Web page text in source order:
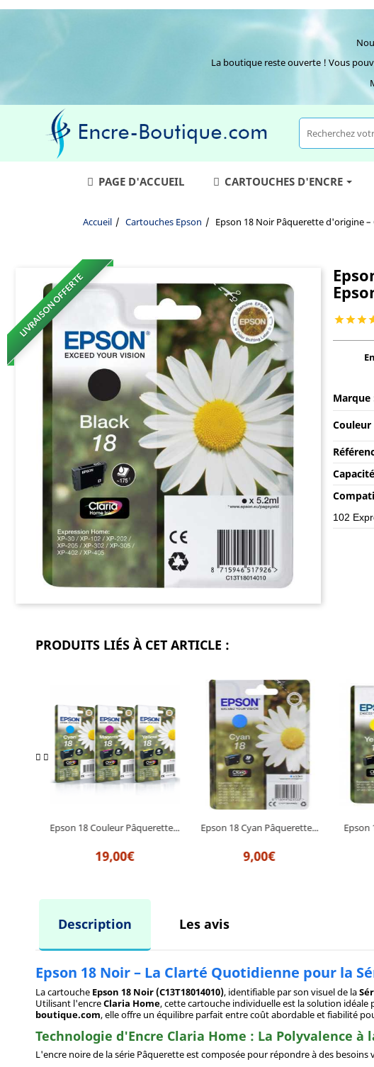
La boutique reste ouverte ! Vous
PAGE D'ACCUEIL CARTOUCHES D'ENCRE
Accueil Cartouches Epson Epson 18 Noir Pâquerette d'origine –
LIVRAISON OFFERTE 
Marque
Couleur
Capacité
102
PRODUITS LIÉS À CET ARTICLE :
Epson 18 Couleur Pâquerette...
19,00€
Epson 18 Cyan Pâquerette...
9,00€
Epson
Description Les avis
Epson 18 Noir – La Clarté Quotidienne pour la
La cartouche Epson 18 Noir (C13T18014010), identifiable par son visuel de la
Utilisant l'encreClaria Home, cette cartouche individuelle est la solution
boutique.com, elle offre un équilibre parfait entre coût abordable et fiabilité
Technologie d'Encre Claria Home : La Polyvalence à
L'encre noire de la série Pâquerette est composée pour répondre à des